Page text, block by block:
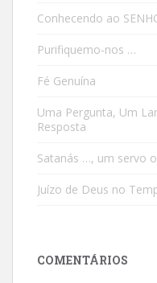
Conhecendo ao
Purifiquemo-nos …
Fé Genuína
Uma Pergunta, Um
Resposta
Satanás …, um servo
Juízo de Deus no
COMENTÁRIOS